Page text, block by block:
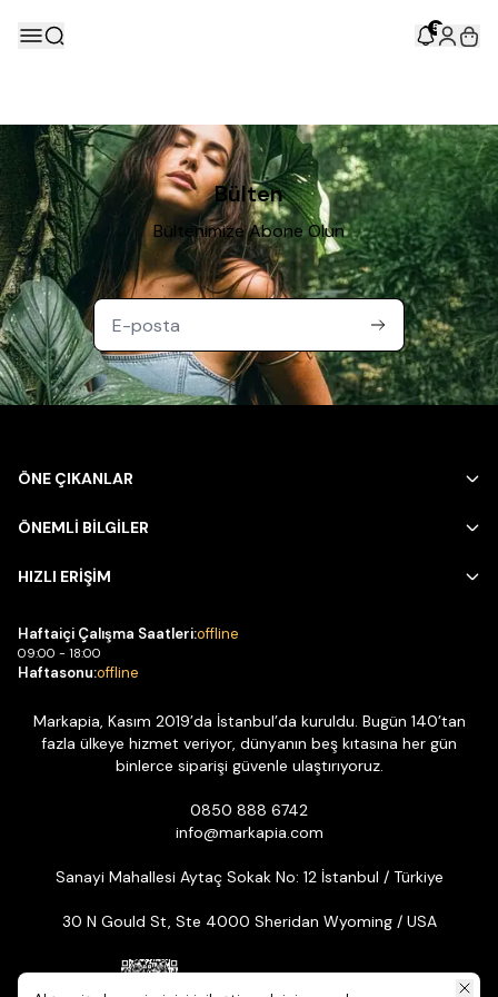
5
Bülten
Bültenimize Abone Olun
ÖNE ÇIKANLAR
ÖNEMLİ BİLGİLER
HIZLI ERİŞİM
Haftaiçi Çalışma Saatleri:offline
09:00 - 18:00
Haftasonu:offline
Markapia, Kasım 2019’da İstanbul’da kuruldu. Bugün 140’tan
fazla ülkeye hizmet veriyor, dünyanın beş kıtasına her gün
binlerce siparişi güvenle ulaştırıyoruz.
0850 888 6742
info@markapia.com
Sanayi Mahallesi Aytaç Sokak No: 12 İstanbul / Türkiye
30 N Gould St, Ste 4000 Sheridan Wyoming / USA